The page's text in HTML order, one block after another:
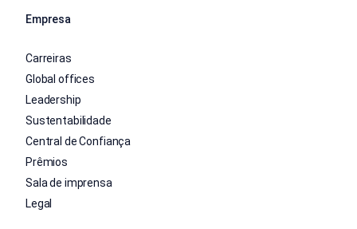
Empresa
Carreiras
Global offices
Leadership
Sustentabilidade
Central de Confiança
Prêmios
Sala de imprensa
Legal